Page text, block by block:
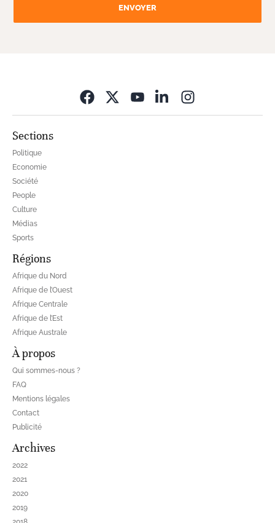
ENVOYER
Sections
Politique
Economie
Société
People
Culture
Médias
Sports
Régions
Afrique du Nord
Afrique de l’Ouest
Afrique Centrale
Afrique de l’Est
Afrique Australe
À propos
Qui sommes-nous ?
FAQ
Mentions légales
Contact
Publicité
Archives
2022
2021
2020
2019